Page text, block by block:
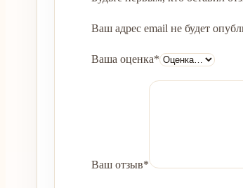
Ваш адрес email не будет
Ваша оценка*
Ваш отзыв*